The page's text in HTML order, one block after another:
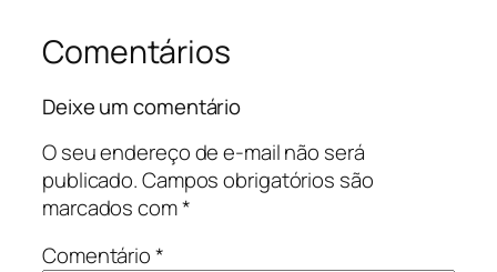
Comentários
Deixe um comentário
O seu endereço de e-mail não será
publicado.Campos obrigatórios são
marcados com*
Comentário*